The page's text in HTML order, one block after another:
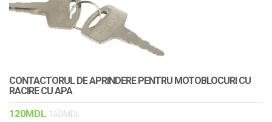
CONTACTORUL DE APRINDERE PENTRU MOTOBLOCURI CU
RACIRE CU APA
120MDL 150MDL